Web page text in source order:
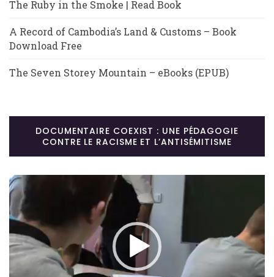
The Ruby in the Smoke | Read Book
A Record of Cambodia’s Land & Customs – Book
Download Free
The Seven Storey Mountain – eBooks (EPUB)
DOCUMENTAIRE COEXIST : UNE PÉDAGOGIE
CONTRE LE RACISME ET L’ANTISÉMITISME
Lecteur
vidéo